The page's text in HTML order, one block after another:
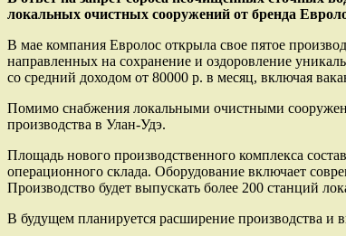
локальных очистных сооружений от бренда
В мае компания Евролос открыла свое пятое
направленных на сохранение и оздоровление
со средний доходом от 80000 р. в месяц, включая
Помимо снабжения локальными очистными
производства в Улан-Удэ.
Площадь нового производственного комплекса
операционного склада. Оборудование включает
Производство будет выпускать более 200 станций
В будущем планируется расширение производства и